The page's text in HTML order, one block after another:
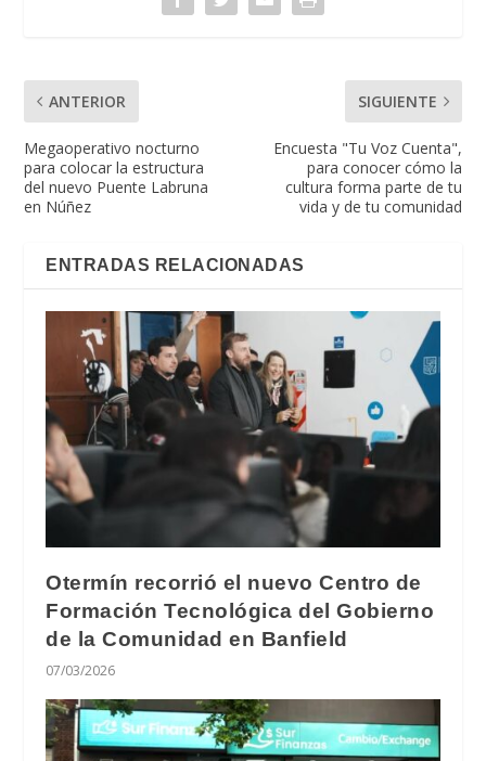
ANTERIOR
Megaoperativo nocturno
para colocar la estructura
del nuevo Puente Labruna
en Núñez
SIGUIENTE
Encuesta "Tu Voz Cuenta",
para conocer cómo la
cultura forma parte de tu
vida y de tu comunidad
ENTRADAS RELACIONADAS
Otermín recorrió el nuevo Centro de
Formación Tecnológica del Gobierno
de la Comunidad en Banfield
07/03/2026